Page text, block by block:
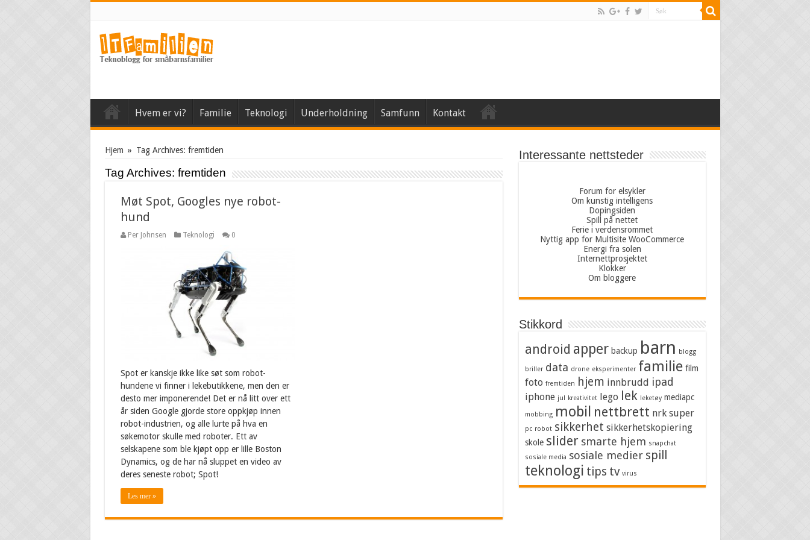
Hvem er vi? Familie Teknologi Underholdning Samfunn Kontakt
Hjem » Tag Archives: fremtiden
Tag Archives: fremtiden
Møt Spot, Googles nye robot-
hund
Per Johnsen Teknologi 0
Spot er kanskje ikke like søt som robot-
hundene vi finner i lekebutikkene, men den er
desto mer imponerende! Det er nå litt over ett
år siden Google gjorde store oppkjøp innen
robot-industrien, og alle lurte på hva en
søkemotor skulle med roboter. Ett av
selskapene som ble kjøpt opp er lille Boston
Dynamics, og de har nå sluppet en video av
deres seneste robot; Spot!
Les mer »
Interessante nettsteder
Forum for elsykler
Om kunstig intelligens
Dopingsiden
Spill på nettet
Ferie i verdensrommet
Nyttig app for Multisite WooCommerce
Energi fra solen
Internettprosjektet
Klokker
Om bloggere
Stikkord
android apper backup barn blogg
briller data drone eksperimenter familie film
foto fremtiden hjem innbrudd ipad
iphone jul kreativitet lego lek leketøy mediapc
mobbing mobil nettbrett nrk super
pc robot sikkerhet sikkerhetskopiering
skole slider smarte hjem snapchat
sosiale media sosiale medier spill
teknologi tips tv virus